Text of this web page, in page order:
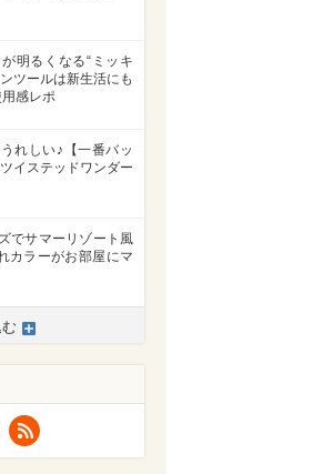
明るくなる“ミッキ
ツールは新生活にも
感レポ
れしい♪【一番バッ
イステッドワンダー
でサマーリゾート風
カラーがお部屋にマ